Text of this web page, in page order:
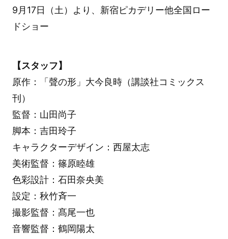
9月17日（土）より、新宿ピカデリー他全国ロー
ドショー
【スタッフ】
原作：「聲の形」大今良時（講談社コミックス
刊）
監督：山田尚子
脚本：吉田玲子
キャラクターデザイン：西屋太志
美術監督：篠原睦雄
色彩設計：石田奈央美
設定：秋竹斉一
撮影監督：髙尾一也
音響監督：鶴岡陽太